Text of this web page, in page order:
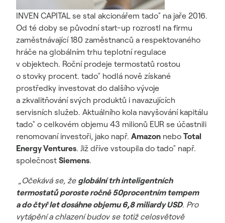
INVEN CAPITAL se stal akcionářem tado˚ na jaře 2016.
Od té doby se původní start-up rozrostl na firmu
zaměstnávající 180 zaměstnanců a respektovaného
hráče na globálním trhu teplotní regulace
v objektech. Roční prodeje termostatů rostou
o stovky procent. tado˚ hodlá nově získané
prostředky investovat do dalšího vývoje
a zkvalitňování svých produktů i navazujících
servisních služeb. Aktuálního kola navyšování kapitálu
tado˚ o celkovém objemu 43 milionů EUR se účastnili
renomovaní investoři, jako např. Amazon nebo Total
Energy Ventures. Již dříve vstoupila do tado˚ např.
společnost Siemens.
„Očekává se, že globální trh inteligentních
termostatů poroste ročně 50procentním tempem
a do čtyř let dosáhne objemu 6,8 miliardy USD. Pro
vytápění a chlazení budov se totiž celosvětově